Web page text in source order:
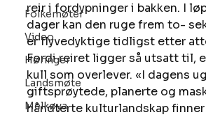
Folkemøter
Video
Høringer
Landsmøte
Melkøya
reir i fordypninger i bakken. I
dager kan den ruge frem to-
er flyvedyktige tidligst etter
Fordi reiret ligger så utsatt til,
kull som overlever. «I dagens
giftsprøytede, planerte og
håndterte kulturlandskap